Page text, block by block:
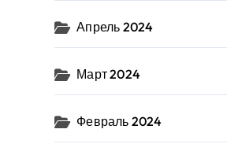
Апрель 2024
Март 2024
Февраль 2024